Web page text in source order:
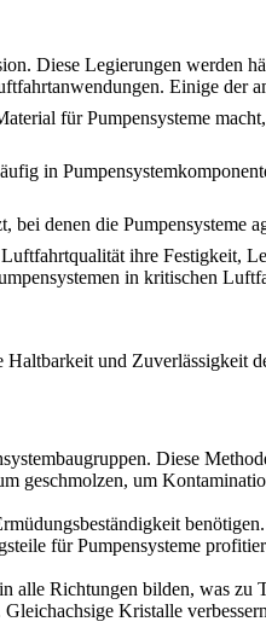
Diese Legierungen werden
Einige der
für Pumpensysteme
in
denen die Pumpensysteme
ihre Festigkeit,
in kritischen
und Zuverlässigkeit
Diese
geschmolzen, um
für Pumpensysteme
alle Richtungen bilden, was
Kristalle